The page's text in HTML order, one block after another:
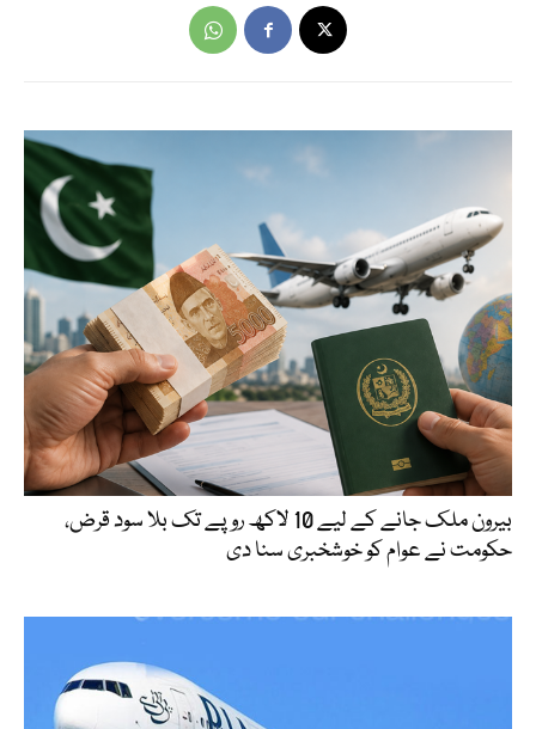
بیرون ملک جانے کے لیے 10 لاکھ روپے تک بلا سود قرض،
حکومت نے عوام کو خوشخبری سنا دی